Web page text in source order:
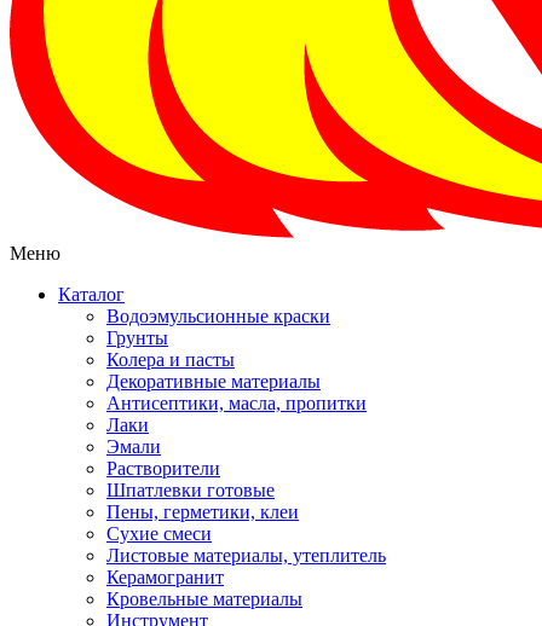
Меню
Каталог
Водоэмульсионные краски
Грунты
Колера и пасты
Декоративные материалы
Антисептики, масла, пропитки
Лаки
Эмали
Растворители
Шпатлевки готовые
Пены, герметики, клеи
Сухие смеси
Листовые материалы, утеплитель
Керамогранит
Кровельные материалы
Инструмент